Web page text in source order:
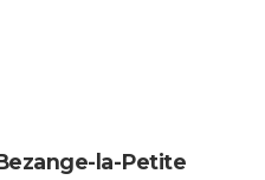
la-Petite